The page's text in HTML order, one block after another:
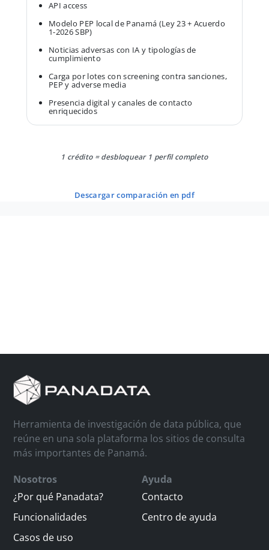
API access
Modelo PEP local de Panamá (Ley 23 + Acuerdo
1-2026 SBP)
Noticias adversas con IA y tipologías de
cumplimiento
Carga por lotes con screening contra sanciones,
PEP y adverse media
Presencia digital y canales de contacto
enriquecidos
1 crédito = desbloquear 1 perfil completo
descargar comparación en pdf
Herramienta de investigación de data pública, que
reúne en una sola plataforma los sitios de consulta
más importantes de Panamá.
Nosotros
¿Por qué Panadata?
Funcionalidades
Casos de uso
Ayuda
Contacto
Centro de ayuda